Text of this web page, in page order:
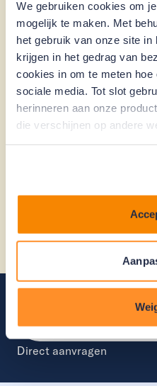
We gebruiken cookies om
mogelijk te maken. Met
het gebruik van onze site in
krijgen in het gedrag van
cookies in om te meten
sociale media. Tot slot
herinneren aan onze
die verschijnen op andere
Als het bedrag van de
van je leenbedrag, dan
Energiebespaarlening
jaar.
Op de website van
uitgebreide informatie
Direct aanvragen